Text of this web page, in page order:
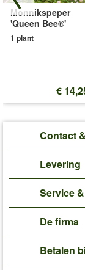
Monnikspeper
'Queen Bee®'
1 plant
€
Contact
Levering
Service
De firma
Betalen